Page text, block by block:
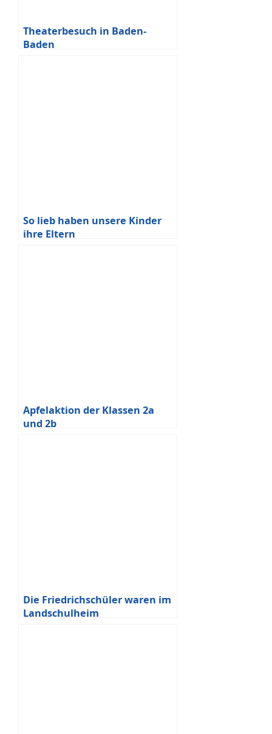
Theaterbesuch in Baden-
Baden
So lieb haben unsere Kinder
ihre Eltern
Apfelaktion der Klassen 2a
und 2b
Die Friedrichschüler waren im
Landschulheim